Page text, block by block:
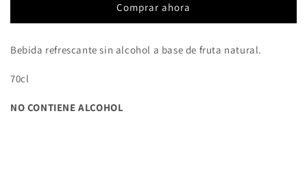
MoraComprar ahora
Bebida refrescante sin alcohol a base de fruta natural.
70cl
NO CONTIENE ALCOHOL